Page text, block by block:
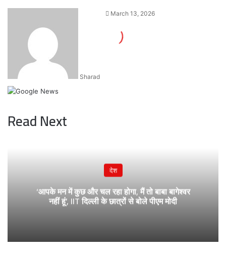
Sharad
SendMarch 13, 2026
Read Next
देश
‘आपके मन में कुछ और चल रहा होगा, मैं तो बाबा बागेश्वर
नहीं हूं’, IIT दिल्ली के छात्रों से बोले पीएम मोदी